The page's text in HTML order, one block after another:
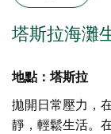
塔斯拉海灘
地點：塔斯拉
拋開日常壓力，
靜，輕鬆生活。